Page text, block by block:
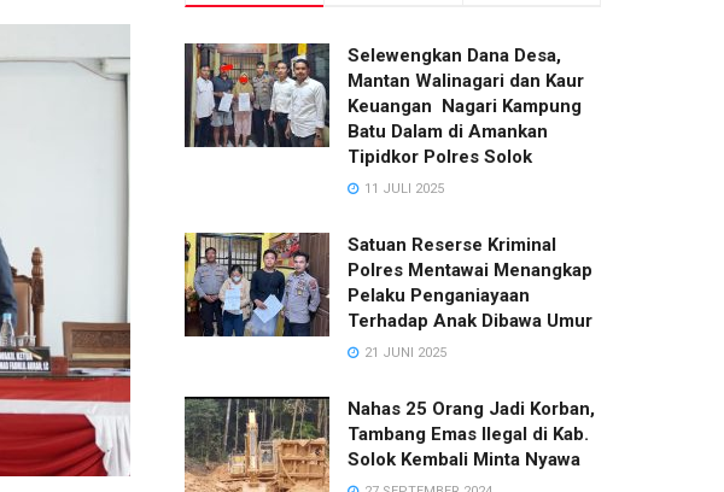
Selewengkan Dana Desa,
Mantan Walinagari dan Kaur
Keuangan Nagari Kampung
Batu Dalam di Amankan
Tipidkor Polres Solok
11 JULI 2025
Satuan Reserse Kriminal
Polres Mentawai Menangkap
Pelaku Penganiayaan
Terhadap Anak Dibawa Umur
21 JUNI 2025
Nahas 25 Orang Jadi Korban,
Tambang Emas Ilegal di Kab.
Solok Kembali Minta Nyawa